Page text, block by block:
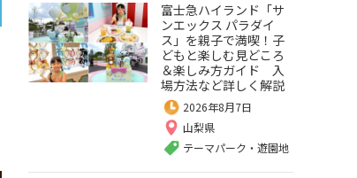
富士急ハイランド「サ
ンエックス パラダイ
ス」を親子で満喫！子
どもと楽しむ見どころ
＆楽しみ方ガイド 入
場方法など詳しく解説
2026年8月7日
山梨県
テーマパーク・遊園地